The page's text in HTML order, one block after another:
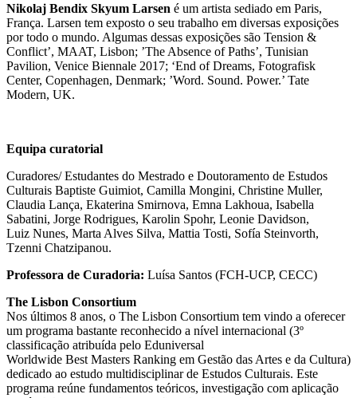
Nikolaj Bendix Skyum Larsen é um artista sediado em Paris,
França. Larsen tem exposto o seu trabalho em diversas exposições
por todo o mundo. Algumas dessas exposições são Tension &
Conflict’, MAAT, Lisbon; ’The Absence of Paths’, Tunisian
Pavilion, Venice Biennale 2017; ‘End of Dreams, Fotografisk
Center, Copenhagen, Denmark; ’Word. Sound. Power.’ Tate
Modern, UK.
Equipa curatorial
Curadores/ Estudantes do Mestrado e Doutoramento de Estudos
Culturais Baptiste Guimiot, Camilla Mongini, Christine Muller,
Claudia Lança, Ekaterina Smirnova, Emna Lakhoua, Isabella
Sabatini, Jorge Rodrigues, Karolin Spohr, Leonie Davidson,
Luiz Nunes, Marta Alves Silva, Mattia Tosti, Sofía Steinvorth,
Tzenni Chatzipanou.
Professora de Curadoria: Luísa Santos (FCH-UCP, CECC)
The Lisbon Consortium
Nos últimos 8 anos, o The Lisbon Consortium tem vindo a oferecer
um programa bastante reconhecido a nível internacional (3º
classificação atribuída pelo Eduniversal
Worldwide Best Masters Ranking em Gestão das Artes e da Cultura)
dedicado ao estudo multidisciplinar de Estudos Culturais. Este
programa reúne fundamentos teóricos, investigação com aplicação